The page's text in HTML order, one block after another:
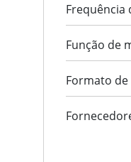
Frequência
Função de
Formato